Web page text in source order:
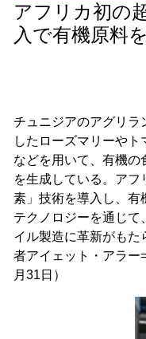
アフリカ初の
入で有機原料
チュニジアのアグリラ
したローズマリーや
などを用いて、有機の
を生成している。ア
素」技術を導入し、有
テクノロジーを通じて
イル製造に革新がもた
者アイェット・アラー
月31日）